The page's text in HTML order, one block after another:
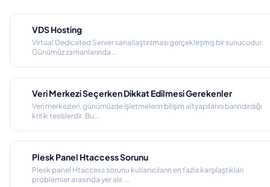
VDS Hosting
Virtual Dedicated Server sanallaştırılması gerçekleşmiş bir sunucudur.
Günümüz zamanlarında...
Veri Merkezi Seçerken Dikkat Edilmesi Gerekenler
Veri merkezleri, günümüzde işletmelerin bilişim altyapılarını barındırdığı
kritik tesislerdir. Bu...
Plesk Panel Htaccess Sorunu
Plesk panel Htaccess sorunu kullanıcıların en fazla karşılaştıkları
problemler arasında yer alır....